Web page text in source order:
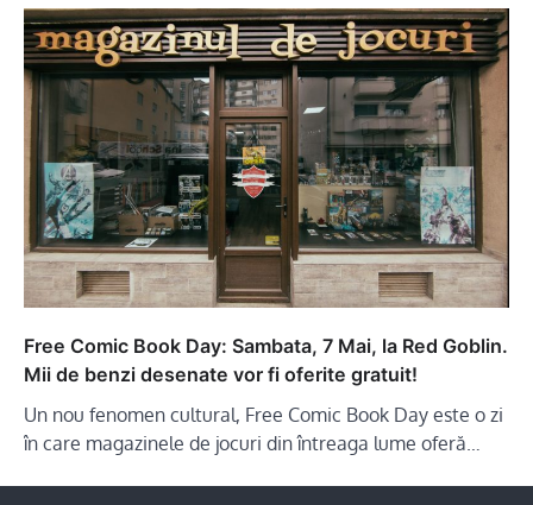
Free Comic Book Day: Sambata, 7 Mai, la Red Goblin.
Mii de benzi desenate vor fi oferite gratuit!
Un nou fenomen cultural, Free Comic Book Day este o zi
în care magazinele de jocuri din întreaga lume oferă…